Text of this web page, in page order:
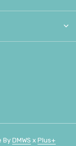
By DMWS x Plus+